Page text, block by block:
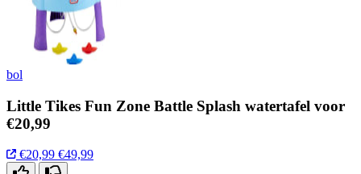
bol
Little Tikes Fun Zone Battle Splash watertafel voor
€20,99
€20,99 €49,99